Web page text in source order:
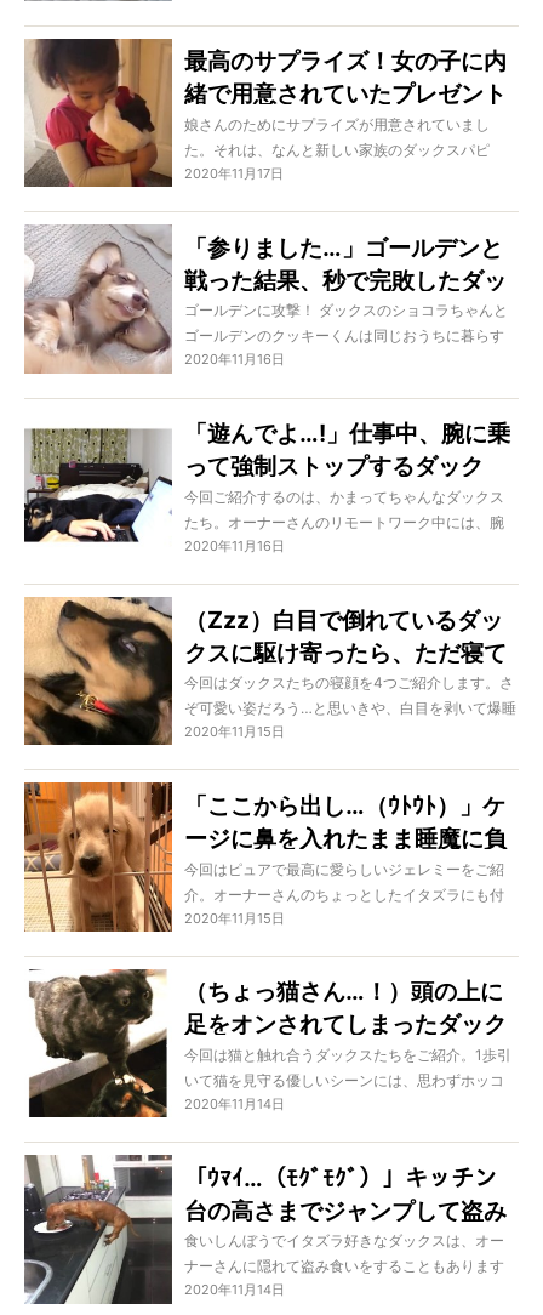
最高のサプライズ！女の子に内
緒で用意されていたプレゼント
は、小さなダックスのパピーだ
った【動画】
娘さんのためにサプライズが用意されていまし
た。それは、なんと新しい家族のダックスパピ
ー！ ニッコリ笑顔になって喜ぶ姿には胸が温か
2020年11月17日
「参りました…」ゴールデンと
戦った結果、秒で完敗したダッ
クス。超悔しそうな顔で笑う
【動画】
ゴールデンに攻撃！ ダックスのショコラちゃんと
ゴールデンのクッキーくんは同じおうちに暮らす
きょうだい犬。 大型犬＆小型件の凸凹コンビによ
2020年11月16日
「遊んでよ…!」仕事中、腕に乗
って強制ストップするダック
ス。捗らないが幸せだ！【動
画】
今回ご紹介するのは、かまってちゃんなダックス
たち。オーナーさんのリモートワーク中には、腕
に乗ってきたり肩を上ったりと大騒ぎ。仕事は進
2020年11月16日
（Zzz）白目で倒れているダッ
クスに駆け寄ったら、ただ寝て
いるだけだった。「天使の寝
顔」なんて嘘じゃん…【動画4
今回はダックスたちの寝顔を4つご紹介します。さ
ぞ可愛い姿だろう…と思いきや、白目を剥いて爆睡
中。それはもう、普段「天使♡」なんて褒められ
2020年11月15日
「ここから出し…（ｳﾄｳﾄ）」ケ
ージに鼻を入れたまま睡魔に負
けるダックスにニヤニヤが止ま
らない
今回はピュアで最高に愛らしいジェレミーをご紹
介。オーナーさんのちょっとしたイタズラにも付
き合ってあげる優しい子なのです。あまりにピュ
2020年11月15日
（ちょっ猫さん…！）頭の上に
足をオンされてしまったダック
スの弱気なリアクションに笑う
【動画】
今回は猫と触れ合うダックスたちをご紹介。1歩引
いて猫を見守る優しいシーンには、思わずホッコ
リしてしまいます。頭の上に手を置かれも文句な
2020年11月14日
「ｳﾏｲ…（ﾓｸﾞﾓｸﾞ）」キッチン
台の高さまでジャンプして盗み
食いとか、さすがに目を疑った
【ダックス動画】
食いしんぼうでイタズラ好きなダックスは、オー
ナーさんに隠れて盗み食いをすることもあります
よね。今回のダックスは、なんとキッチン台の上
2020年11月14日